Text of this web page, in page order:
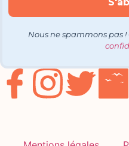
Nous ne spammons pas